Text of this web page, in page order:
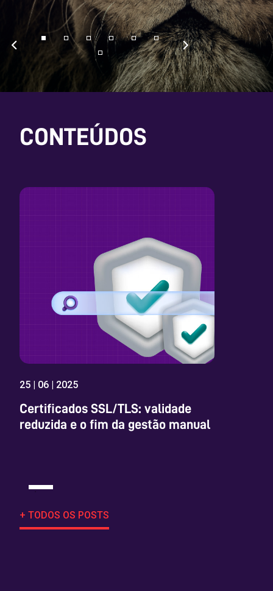
CONTEÚDOS
25 | 06 | 2025
Certificados SSL/TLS: validade
reduzida e o fim da gestão manual
+ TODOS OS POSTS